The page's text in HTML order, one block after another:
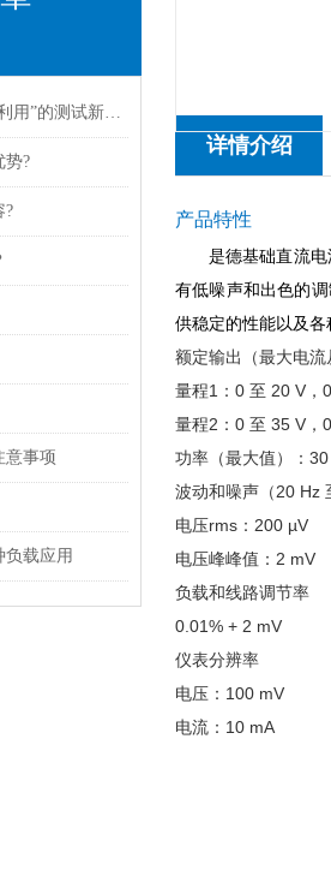
双向电源开启能源“循环利用”的测试新纪元
势?
?
意事项
负载应用
详情介绍
产品特性
是德基础直流
有低噪声和出色的
供稳定的性能以及
额定输出（最大电流
量程1：0 至 20 V，
量程2：0 至 35 V，
功率（最大值）：
波动和噪声（20 Hz
电压rms：200 µV
电压峰峰值：2 mV
负载和线路调节率
0.01% + 2 mV
仪表分辨率
电压：100 mV
电流：10 mA